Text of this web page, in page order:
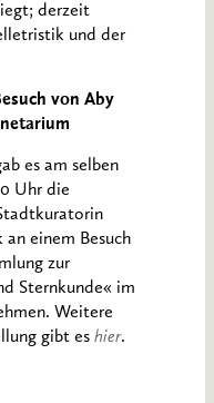
derzeit
und der
von Aby
es am selben
Uhr die
an einem Besuch
zur
Sternkunde« im
Weitere
gibt es hier.